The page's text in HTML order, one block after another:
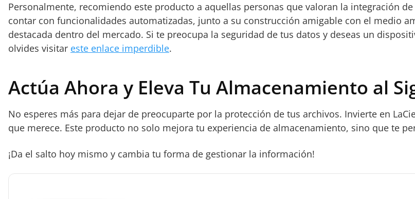
Personalmente, recomiendo este producto a aquellas personas que valoran la integración
contar con funcionalidades automatizadas, junto a su construcción amigable con el medio
destacada dentro del mercado. Si te preocupa la seguridad de tus datos y deseas un
olvides visitar este enlace imperdible.
Actúa Ahora y Eleva Tu Almacenamiento al
No esperes más para dejar de preocuparte por la protección de tus archivos. Invierte en
que merece. Este producto no solo mejora tu experiencia de almacenamiento, sino que te
¡Da el salto hoy mismo y cambia tu forma de gestionar la información!